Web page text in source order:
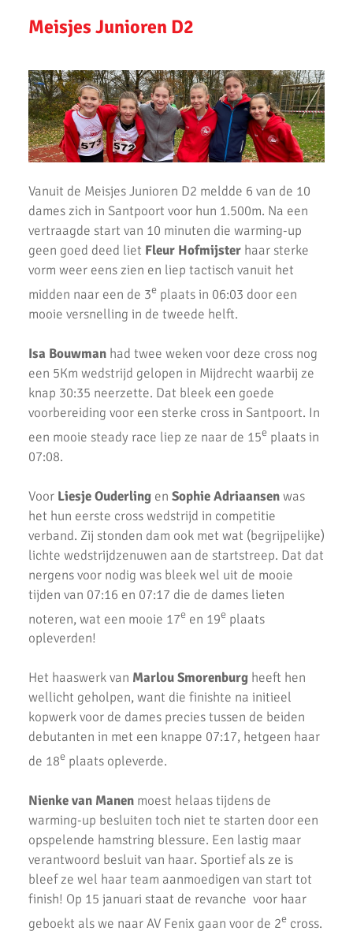
Fleur Hofmijster zilver bij nationale indoorwedstrijden atletiek
AKU zeer succesvol tijdens NK cross
Mark Westra 6e op NK meerkamp
2 team podiumplaatsen en 2 individuele ereprijzen voor AKU bij
Fleur Hofmijster 2e van Nederland op de 1000 meter.
2x Zilver voor AKU-atleten bij CD Evening Games
Competitie wedstrijden U18/U20
Atletiek Klub Uithoorn (AKU) CD junioren sluiten meerkamp
competitie sterk af!
AKU CD Junioren presteren goed bij 2e competitiewedstrijd in
AKU atleten starten baanseizoen
AKU jeugd succesvol tijdens nationale indoorwedstrijden
Goede prestaties D2 & C Junioren in Santpoort
AKU Uithoorn Clubkampioenschappen 2021
Pupillen Finale 2021
Record aantal AKU atleten geplaatst voor competitie finale.
Goede oogst in Amsterdam voor AKU junioren
Onderlinge Competitie 5 Juni 2021
Virtuele wedstrijd AKU junioren geslaagd!
AH Jos van den Berg kidsrun in winterse kou bij AKU
Succesvolle Interne Cross Competitie AKU
2e AKU Corona Cross
1e AKU Corona Cross
Veel enthousiaste kinderen op AKU Open Dag 2020
Meisjes Junioren D2
Vanuit de Meisjes Junioren D2 meldde 6 van de 10
dames zich in Santpoort voor hun 1.500m. Na een
vertraagde start van 10 minuten die warming-up
geen goed deed liet Fleur Hofmijster haar sterke
vorm weer eens zien en liep tactisch vanuit het
midden naar een de 3e plaats in 06:03 door een
mooie versnelling in de tweede helft.
Isa Bouwman had twee weken voor deze cross nog
een 5Km wedstrijd gelopen in Mijdrecht waarbij ze
knap 30:35 neerzette. Dat bleek een goede
voorbereiding voor een sterke cross in Santpoort. In
een mooie steady race liep ze naar de 15e plaats in
07:08.
Voor Liesje Ouderling en Sophie Adriaansenwas
het hun eerste cross wedstrijd in competitie
verband. Zij stonden dam ook met wat (begrijpelijke)
lichte wedstrijdzenuwen aan de startstreep. Dat dat
nergens voor nodig was bleek wel uit de mooie
tijden van 07:16 en 07:17 die de dames lieten
noteren, wat een mooie 17e en 19e plaats
opleverden!
Het haaswerk van Marlou Smorenburg heeft hen
wellicht geholpen, want die finishte na initieel
kopwerk voor de dames precies tussen de beiden
debutanten in met een knappe 07:17, hetgeen haar
de 18e plaats opleverde.
Nienke van Manen moest helaas tijdens de
warming-up besluiten toch niet te starten door een
opspelende hamstring blessure. Een lastig maar
verantwoord besluit van haar. Sportief als ze is
bleef ze wel haar team aanmoedigen van start tot
finish! Op 15 januari staat de revanche voor haar
geboekt als we naar AV Fenix gaan voor de 2e cross.